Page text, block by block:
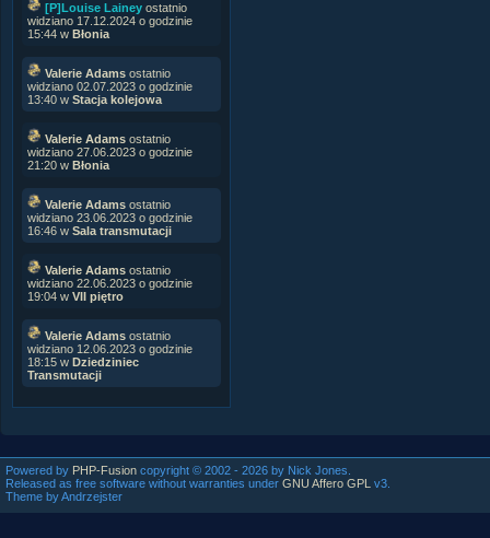
[P]Louise Lainey ostatnio
widziano 17.12.2024 o godzinie
15:44 w Błonia
Valerie Adams ostatnio
widziano 02.07.2023 o godzinie
13:40 w Stacja kolejowa
Valerie Adams ostatnio
widziano 27.06.2023 o godzinie
21:20 w Błonia
Valerie Adams ostatnio
widziano 23.06.2023 o godzinie
16:46 w Sala transmutacji
Valerie Adams ostatnio
widziano 22.06.2023 o godzinie
19:04 w VII piętro
Valerie Adams ostatnio
widziano 12.06.2023 o godzinie
18:15 w Dziedziniec
Transmutacji
Powered by PHP-Fusion copyright © 2002 - 2026 by Nick Jones.
Released as free software without warranties under GNU Affero GPL
v3.
Theme by Andrzejster